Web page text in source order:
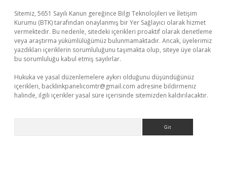
Sitemiz, 5651 Sayılı Kanun gereğince Bilgi Teknolojileri ve İletişim
Kurumu (BTK) tarafından onaylanmış bir Yer Sağlayıcı olarak hizmet
vermektedir. Bu nedenle, sitedeki içerikleri proaktif olarak denetleme
veya araştırma yükümlülüğümüz bulunmamaktadır. Ancak, üyelerimiz
yazdıkları içeriklerin sorumluluğunu taşımakta olup, siteye üye olarak
bu sorumluluğu kabul etmiş sayılırlar.
Hukuka ve yasal düzenlemelere aykırı olduğunu düşündüğünüz
içerikleri, backlinkpanelicomtr@gmail.com adresine bildirmeniz
halinde, ilgili içerikler yasal süre içerisinde sitemizden kaldırılacaktır.